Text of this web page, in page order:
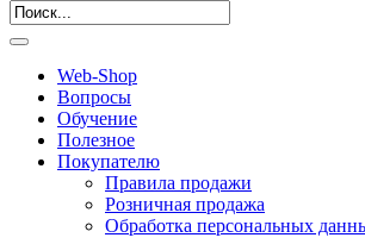
Web-Shop
Вопросы
Обучение
Полезное
Покупателю
Правила продажи
Розничная продажа
Обработка персональных